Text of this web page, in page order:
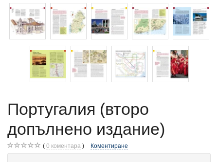
Португалия (второ
допълнено издание)
0 коментара Коментиране